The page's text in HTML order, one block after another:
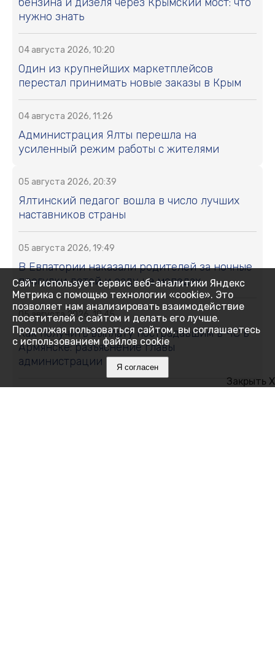
нужно знать
04 августа 2026, 10:20
Один из крупнейших маркетплейсов
перестал принимать новые заказы в Крым
04 августа 2026, 11:26
Администрация Ялты перешла на
усиленный режим работы с жителями
05 августа 2026, 20:39
Ялтинский педагог вошла в число лучших
наставников страны
05 августа 2026, 19:49
В Евпатории наказали родителей за ночные
прогулки детей и езду на мопедах
05 августа 2026, 19:45
Как получить выплату пострадавшим в ЧС в
Армянске: разъяснение главы
администрации города
Закрыть X
Сайт использует сервис веб-аналитики Яндекс
Метрика с помощью технологии «cookie». Это
позволяет нам анализировать взаимодействие
посетителей с сайтом и делать его лучше.
Продолжая пользоваться сайтом, вы соглашаетесь
с использованием файлов cookie
Я согласен